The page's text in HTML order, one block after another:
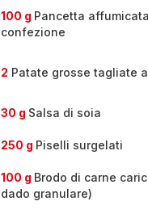
100 g Pancetta
confezione
2 Patate grosse tagliate
30 g Salsa di soia
250 g Piselli surgelati
100 g Brodo di carne
dado granulare)